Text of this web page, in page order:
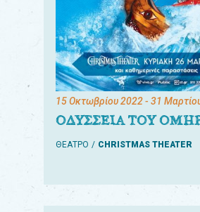
15 Οκτωβρίου 2022- 31
ΟΔΥΣΣΕΙΑ ΤΟΥ
ΘΕΑΤΡΟ CHRISTMAS THEATER